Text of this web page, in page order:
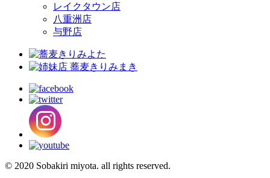
レイクタウン店
八重洲店
与野店
© 2020 Sobakiri miyota. all rights reserved.